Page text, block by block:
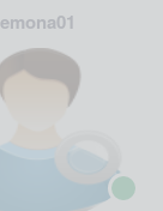
emona01